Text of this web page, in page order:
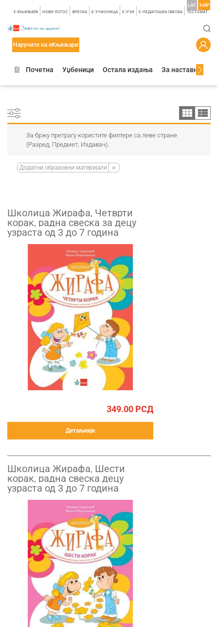
E-КЊИЖАРА НОВИ ЛОГОС ФРЕСКА E-УЧИОНИЦА E-УЧИ Е-ПЕДАГОШКА СВЕСКА TЕСТОМАТ
LAT ЋИР
Наручите на еКњижари
Почетна Уџбеници Остала издања За наставнике
За бржу претрагу користите филтере са леве стране
(Разред, Предмет, Издавач).
Додатни образовни материјали
Школица Жирафа, Четврти
корак, радна свеска за децу
узраста од 3 до 7 година
349.00 РСД
Детаљније
Школица Жирафа, Шести
корак, радна свеска децу
узраста од 3 до 7 година